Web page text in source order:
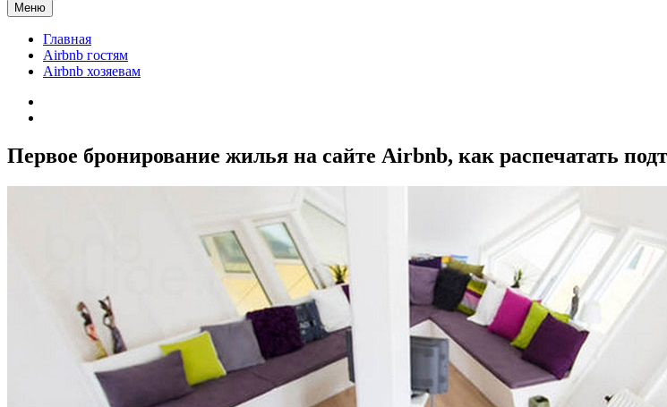
Меню
Главная
Airbnb гостям
Airbnb хозяевам
Первое бронирование жилья на сайте Airbnb, как распечатать